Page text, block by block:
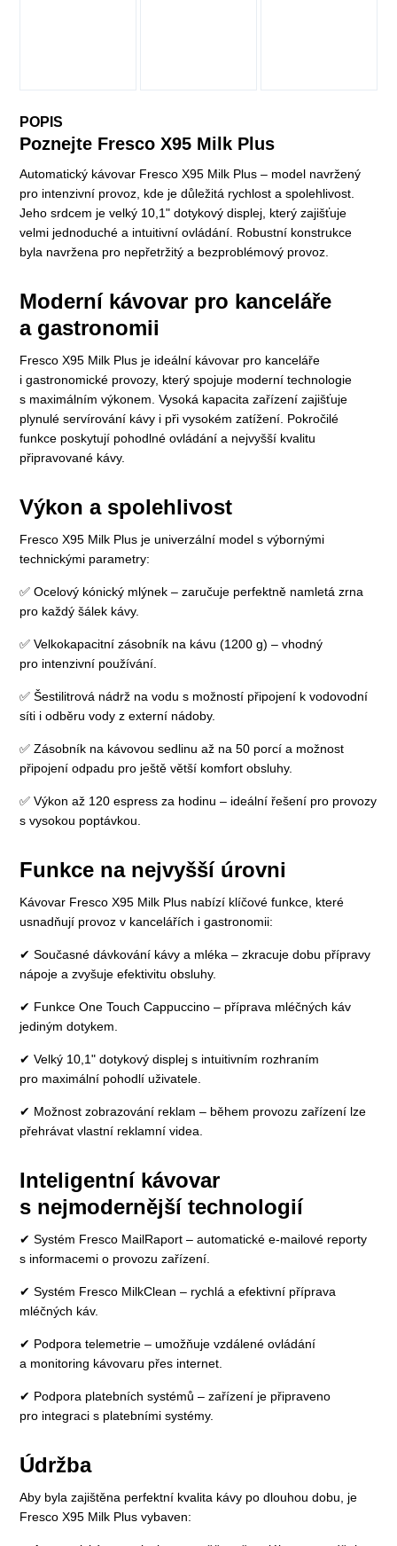
POPIS
Poznejte Fresco X95 Milk Plus
Automatický kávovar Fresco X95 Milk Plus – model navržený
pro intenzivní provoz, kde je důležitá rychlost a spolehlivost.
Jeho srdcem je velký 10,1" dotykový displej, který zajišťuje
velmi jednoduché a intuitivní ovládání. Robustní konstrukce
byla navržena pro nepřetržitý a bezproblémový provoz.
Moderní kávovar pro kanceláře
a gastronomii
Fresco X95 Milk Plus je ideální kávovar pro kanceláře
i gastronomické provozy, který spojuje moderní technologie
s maximálním výkonem. Vysoká kapacita zařízení zajišťuje
plynulé servírování kávy i při vysokém zatížení. Pokročilé
funkce poskytují pohodlné ovládání a nejvyšší kvalitu
připravované kávy.
Výkon a spolehlivost
Fresco X95 Milk Plus je univerzální model s výbornými
technickými parametry:
✅ Ocelový kónický mlýnek – zaručuje perfektně namletá zrna
pro každý šálek kávy.
✅ Velkokapacitní zásobník na kávu (1200 g) – vhodný
pro intenzivní používání.
✅ Šestilitrová nádrž na vodu s možností připojení k vodovodní
síti i odběru vody z externí nádoby.
✅ Zásobník na kávovou sedlinu až na 50 porcí a možnost
připojení odpadu pro ještě větší komfort obsluhy.
✅ Výkon až 120 espress za hodinu – ideální řešení pro provozy
s vysokou poptávkou.
Funkce na nejvyšší úrovni
Kávovar Fresco X95 Milk Plus nabízí klíčové funkce, které
usnadňují provoz v kancelářích i gastronomii:
✔ Současné dávkování kávy a mléka – zkracuje dobu přípravy
nápoje a zvyšuje efektivitu obsluhy.
✔ Funkce One Touch Cappuccino – příprava mléčných káv
jediným dotykem.
✔ Velký 10,1" dotykový displej s intuitivním rozhraním
pro maximální pohodlí uživatele.
✔ Možnost zobrazování reklam – během provozu zařízení lze
přehrávat vlastní reklamní videa.
Inteligentní kávovar
s nejmodernější technologií
✔ Systém Fresco MailRaport – automatické e-mailové reporty
s informacemi o provozu zařízení.
✔ Systém Fresco MilkClean – rychlá a efektivní příprava
mléčných káv.
✔ Podpora telemetrie – umožňuje vzdálené ovládání
a monitoring kávovaru přes internet.
✔ Podpora platebních systémů – zařízení je připraveno
pro integraci s platebními systémy.
Údržba
Aby byla zajištěna perfektní kvalita kávy po dlouhou dobu, je
Fresco X95 Milk Plus vybaven: